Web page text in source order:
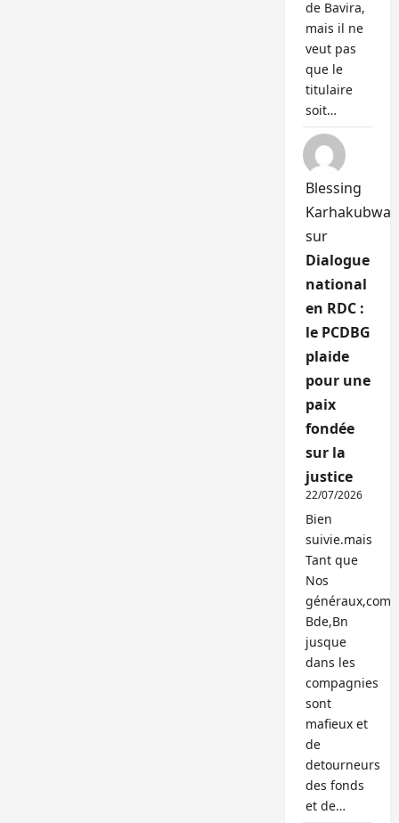
de Bavira,
mais il ne
veut pas
que le
titulaire
soit…
Blessing
Karhakubwa
sur
Dialogue
national
en RDC :
le PCDBG
plaide
pour une
paix
fondée
sur la
justice
22/07/2026
Bien
suivie.mais
Tant que
Nos
généraux,com
Bde,Bn
jusque
dans les
compagnies
sont
mafieux et
de
detourneurs
des fonds
et de…